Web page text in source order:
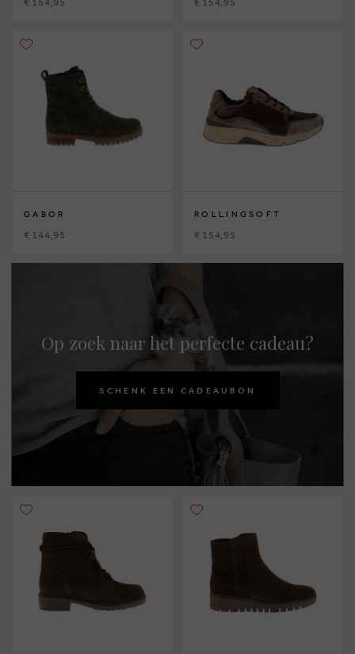
GABOR
€ 144,95
ROLLINGSOFT
€ 154,95
Op zoek naar het perfecte cadeau?
SCHENK EEN CADEAUBON